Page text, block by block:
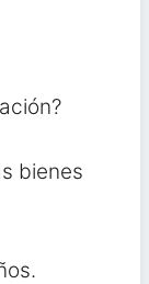
bienes